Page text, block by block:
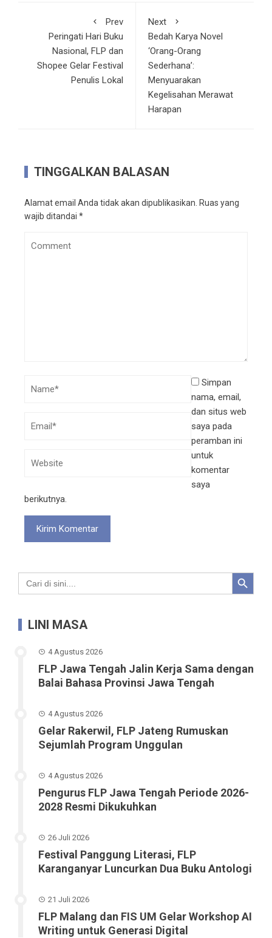
Prev
Peringati Hari Buku
Nasional, FLP dan
Shopee Gelar Festival
Penulis Lokal
Next
Bedah Karya Novel
‘Orang-Orang
Sederhana’:
Menyuarakan
Kegelisahan Merawat
Harapan
TINGGALKAN BALASAN
Alamat email Anda tidak akan dipublikasikan. Ruas yang
wajib ditandai *
Simpan
nama, email,
dan situs web
saya pada
peramban ini
untuk
komentar
saya
berikutnya.
Search
for:
Search Button
LINI MASA
4 Agustus 2026
FLP Jawa Tengah Jalin Kerja Sama dengan
Balai Bahasa Provinsi Jawa Tengah
4 Agustus 2026
Gelar Rakerwil, FLP Jateng Rumuskan
Sejumlah Program Unggulan
4 Agustus 2026
Pengurus FLP Jawa Tengah Periode 2026-
2028 Resmi Dikukuhkan
26 Juli 2026
Festival Panggung Literasi, FLP
Karanganyar Luncurkan Dua Buku Antologi
21 Juli 2026
FLP Malang dan FIS UM Gelar Workshop AI
Writing untuk Generasi Digital